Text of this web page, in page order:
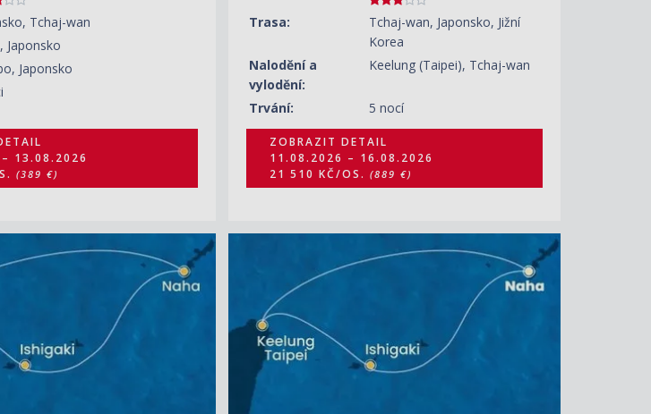
Tchaj-wan
Japonsko
Japonsko
13.08.2026
(389 €)
Trasa:
Tchaj-wan, Japonsko, Jižní
Korea
Nalodění a
vylodění:
Keelung (Taipei), Tchaj-wan
Trvání: 5 nocí
ZOBRAZIT DETAIL
11.08.2026 – 16.08.2026
21 510 KČ/OS. (889 €)
ZOBRAZIT DETAIL
16.08.2026 – 19.08.2026
12 080 KČ/OS.
ZOBRAZIT DETAIL
23.08.2026 – 26.08.2026
12 080 KČ/OS.
(499 €)
ZOBRAZIT DETAIL
17.08.2026 – 21.08.2026
12 800 KČ/OS.